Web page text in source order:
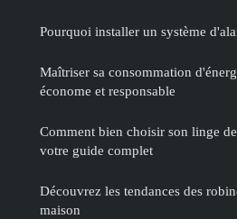
Pourquoi installer un système
Maîtriser sa consommation
économe et responsable
Comment bien choisir son linge
votre guide complet
Découvrez les tendances des
maison